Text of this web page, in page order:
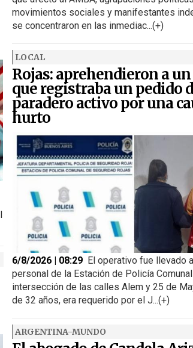
movimientos sociales y manifestantes
se concentraron en las inmediac...(+)
LOCAL
Rojas: aprehendieron a
que registraba un pedido
paradero activo por una
hurto
6/8/2026 | 08:29 El operativo fue llevado
personal de la Estación de Policía
intersección de las calles Alem y 25 de
de 32 años, era requerido por el J...(+)
ARGENTINA-MUNDO